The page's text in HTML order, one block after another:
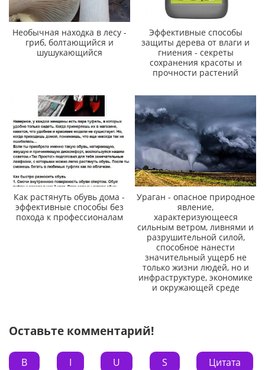
Необычная находка в лесу -
гриб, болтающийся и
шушукающийся
Эффективные способы
защиты дерева от влаги и
гниения - секреты
сохранения красоты и
прочности растений
Как растянуть обувь дома -
эффективные способы без
похода к профессионалам
Ураган - опасное природное
явление,
характеризующееся
сильным ветром, ливнями и
разрушительной силой,
способное нанести
значительный ущерб не
только жизни людей, но и
инфраструктуре, экономике
и окружающей среде
Оставьте комментарий!
B I U S
Цитата